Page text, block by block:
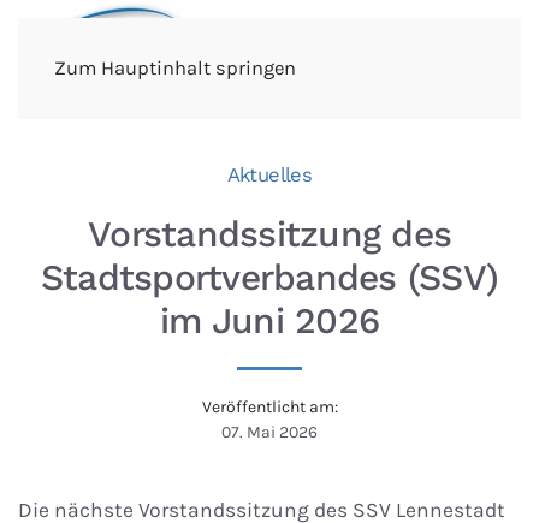
Zum Hauptinhalt springen
Aktuelles
Vorstandssitzung des
Stadtsportverbandes (SSV)
im Juni 2026
Veröffentlicht am:
07. Mai 2026
Die nächste Vorstandssitzung des SSV Lennestadt